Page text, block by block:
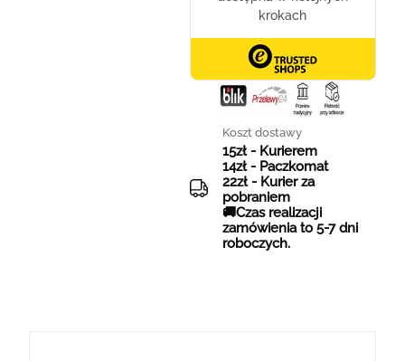
Koszt dostawy
15zł - Kurierem
14zł - Paczkomat
22zł - Kurier za
pobraniem
🚚Czas realizacji
zamówienia to 5-7 dni
roboczych.